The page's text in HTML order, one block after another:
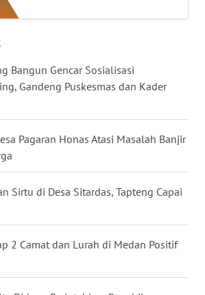
Bangun Gencar Sosialisasi
Gandeng Puskesmas dan Kader
Pagaran Honas Atasi Masalah Banjir
Sirtu di Desa Sitardas, Tapteng Capai
2 Camat dan Lurah di Medan Positif